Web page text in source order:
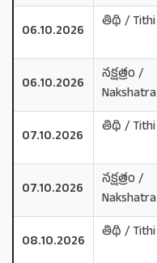
06.10.2026
తిథి / Tithi
06.10.2026
నక్షత్రం /
Nakshatra
07.10.2026
తిథి / Tithi
07.10.2026
నక్షత్రం /
Nakshatra
08.10.2026
తిథి / Tithi